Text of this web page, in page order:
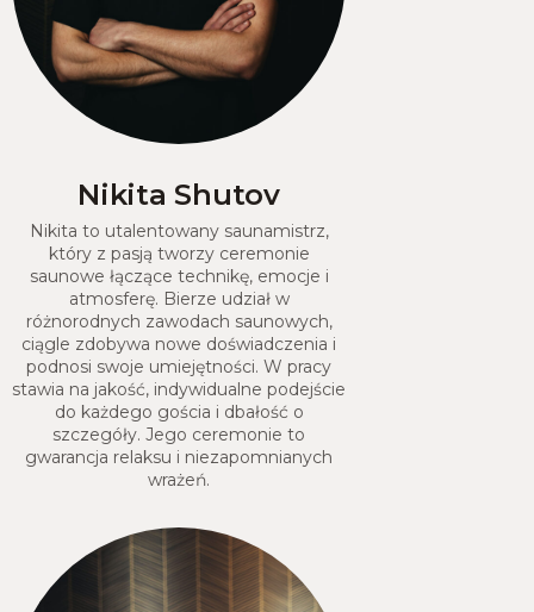
Nikita Shutov
Nikita to utalentowany saunamistrz,
który z pasją tworzy ceremonie
saunowe łączące technikę, emocje i
atmosferę. Bierze udział w
różnorodnych zawodach saunowych,
ciągle zdobywa nowe doświadczenia i
podnosi swoje umiejętności. W pracy
stawia na jakość, indywidualne podejście
do każdego gościa i dbałość o
szczegóły. Jego ceremonie to
gwarancja relaksu i niezapomnianych
wrażeń.